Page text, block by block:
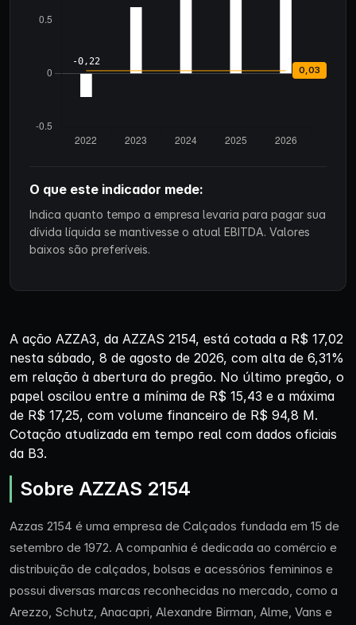
O que este indicador mede:
Indica quanto tempo a empresa levaria para pagar sua
dívida líquida se mantivesse o atual EBITDA. Valores
baixos são preferíveis.
A ação AZZA3, da AZZAS 2154, está cotada a R$ 17,02
nesta sábado, 8 de agosto de 2026, com alta de 6,31%
em relação à abertura do pregão. No último pregão, o
papel oscilou entre a mínima de R$ 15,43 e a máxima
de R$ 17,25, com volume financeiro de R$ 94,8 M.
Cotação atualizada em tempo real com dados oficiais
da B3.
Sobre AZZAS 2154
Azzas 2154 é uma empresa de Calçados fundada em 15 de
setembro de 1972. A companhia é dedicada ao comércio e
distribuição de calçados, bolsas e acessórios femininos e
possui diversas marcas reconhecidas no mercado, como a
Arezzo, Schutz, Anacapri, Alexandre Birman, Alme, Vans e